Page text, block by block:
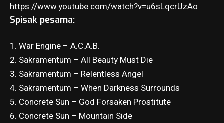
https://www.youtube.com/watch?v=u6sLqcrUzAo
Spisak pesama:
1. War Engine – A.C.A.B.
2. Sakramentum – All Beauty Must Die
3. Sakramentum – Relentless Angel
4. Sakramentum – When Darkness Surrounds
5. Concrete Sun – God Forsaken Prostitute
6. Concrete Sun – Mountain Side